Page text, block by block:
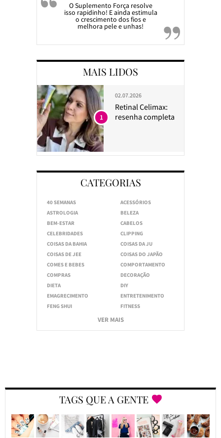
O Suplemento Força resolve
isso rapidinho! E ainda estimula
o crescimento dos fios e
melhora pele e unhas!
MAIS LIDOS
02.07.2026
Retinal Celimax:
resenha completa
1
CATEGORIAS
40 SEMANAS
ACESSÓRIOS
ASTROLOGIA
BELEZA
BEM-ESTAR
CABELOS
CELEBRIDADES
CLIPPING
COISAS DA BAHIA
COISAS DA JU
COISAS DE JEE
COISAS DO JAPÃO
COMES E BEBES
COMPORTAMENTO
COMPRAS
DECORAÇÃO
DIETA
DIY
EMAGRECIMENTO
ENTRETENIMENTO
FENG SHUI
FITNESS
VER MAIS
TAGS QUE A GENTE